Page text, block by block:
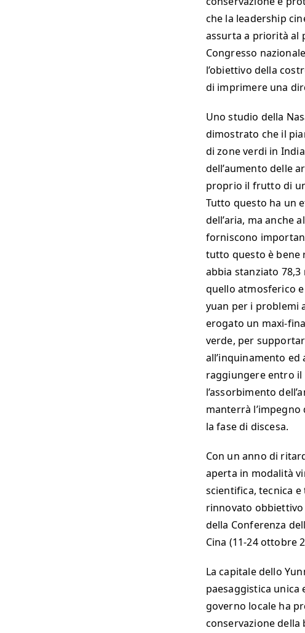
che la leadership
assurta a priorità al
Congresso
l’obiettivo della
di imprimere una
Uno studio della
dimostrato che il
di zone verdi in
dell’aumento delle
proprio il frutto di
Tutto questo ha un
dell’aria, ma anche
forniscono
tutto questo è bene
abbia stanziato
quello atmosferico
yuan per i problemi
erogato un maxi-
verde, per
all’inquinamento
raggiungere entro il
l’assorbimento
manterrà
la fase di discesa.
Con un anno di
aperta in modalità
scientifica, tecnica
rinnovato
della Conferenza
Cina (11-24 ottobre
La capitale dello
paesaggistica unica
governo locale ha
conservazione